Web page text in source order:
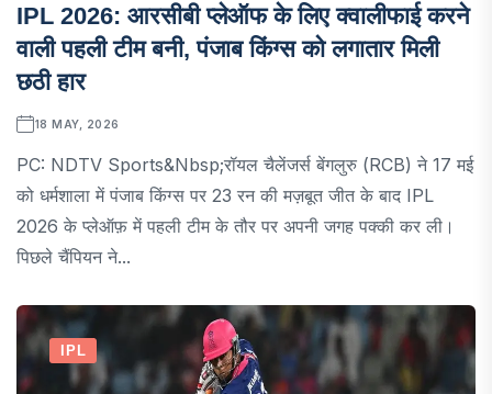
IPL 2026: आरसीबी प्लेऑफ के लिए क्वालीफाई करने
वाली पहली टीम बनी, पंजाब किंग्स को लगातार मिली
छठी हार
18 MAY, 2026
PC: NDTV Sports&nbsp;रॉयल चैलेंजर्स बेंगलुरु (RCB) ने 17 मई
को धर्मशाला में पंजाब किंग्स पर 23 रन की मज़बूत जीत के बाद IPL
2026 के प्लेऑफ़ में पहली टीम के तौर पर अपनी जगह पक्की कर ली।
पिछले चैंपियन ने...
IPL